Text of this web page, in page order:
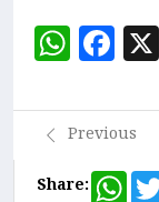
Previous
Share: